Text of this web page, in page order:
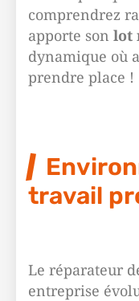
comprendrez
apporte son lot
dynamique où
prendre place !
travail
Le réparateur
entreprise